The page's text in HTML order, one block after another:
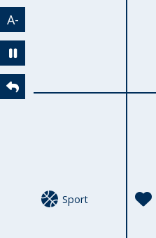
A-
Zatrzymaj animację
Powrót
Sport